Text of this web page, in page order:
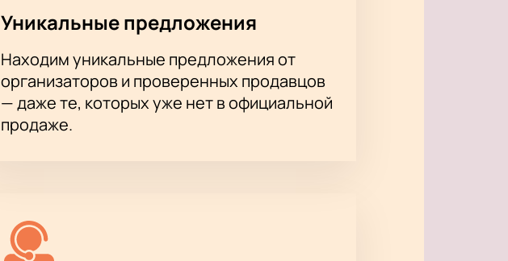
Уникальные предложения
Находим уникальные предложения от
организаторов и проверенных продавцов
— даже те, которых уже нет в официальной
продаже.